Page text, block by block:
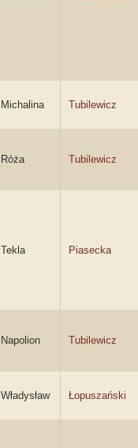
Michalina Tubilewicz
Róża Tubilewicz
Tekla Piasecka
Napolion Tubilewicz
Władysław Łopuszański